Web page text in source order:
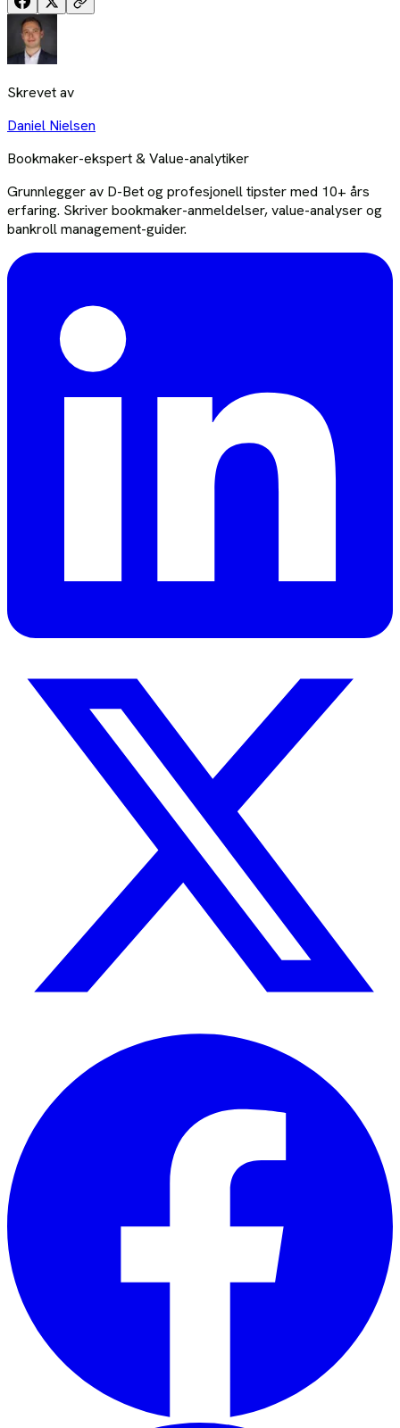
Skrevet av
Daniel Nielsen
Bookmaker-ekspert & Value-analytiker
Grunnlegger av D-Bet og profesjonell tipster med 10+ års
erfaring. Skriver bookmaker-anmeldelser, value-analyser og
bankroll management-guider.